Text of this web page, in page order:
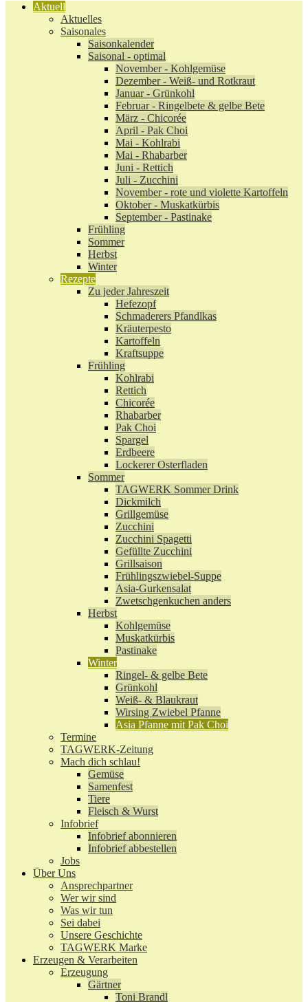
Aktuell
Aktuelles
Saisonales
Saisonkalender
Saisonal - optimal
November - Kohlgemüse
Dezember - Weiß- und Rotkraut
Januar - Grünkohl
Februar - Ringelbete & gelbe Bete
März - Chicorée
April - Pak Choi
Mai - Kohlrabi
Mai - Rhabarber
Juni - Rettich
Juli - Zucchini
November - rote und violette Kartoffeln
Oktober - Muskatkürbis
September - Pastinake
Frühling
Sommer
Herbst
Winter
Rezepte
Zu jeder Jahreszeit
Hefezopf
Schmaderers Pfandlkas
Kräuterpesto
Kartoffeln
Kraftsuppe
Frühling
Kohlrabi
Rettich
Chicorée
Rhabarber
Pak Choi
Spargel
Erdbeere
Lockerer Osterfladen
Sommer
TAGWERK Sommer Drink
Dickmilch
Grillgemüse
Zucchini
Zucchini Spagetti
Gefüllte Zucchini
Grillsaison
Frühlingszwiebel-Suppe
Asia-Gurkensalat
Zwetschgenkuchen anders
Herbst
Kohlgemüse
Muskatkürbis
Pastinake
Winter
Ringel- & gelbe Bete
Grünkohl
Weiß- & Blaukraut
Wirsing Zwiebel Pfanne
Asia Pfanne mit Pak Choi
Termine
TAGWERK-Zeitung
Mach dich schlau!
Gemüse
Samenfest
Tiere
Fleisch & Wurst
Infobrief
Infobrief abonnieren
Infobrief abbestellen
Jobs
Über Uns
Ansprechpartner
Wer wir sind
Was wir tun
Sei dabei
Unsere Geschichte
TAGWERK Marke
Erzeugen & Verarbeiten
Erzeugung
Gärtner
Toni Brandl